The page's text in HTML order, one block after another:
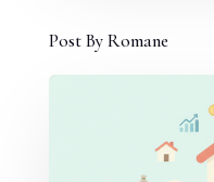
Post By Romane